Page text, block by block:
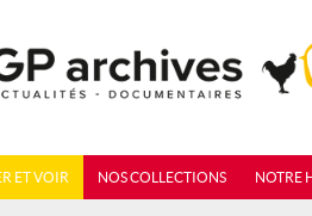
ET VOIR NOS COLLECTIONS NOTRE